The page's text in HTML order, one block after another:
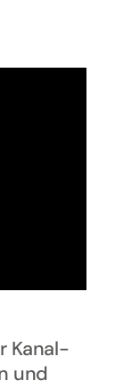
Kanal-
und